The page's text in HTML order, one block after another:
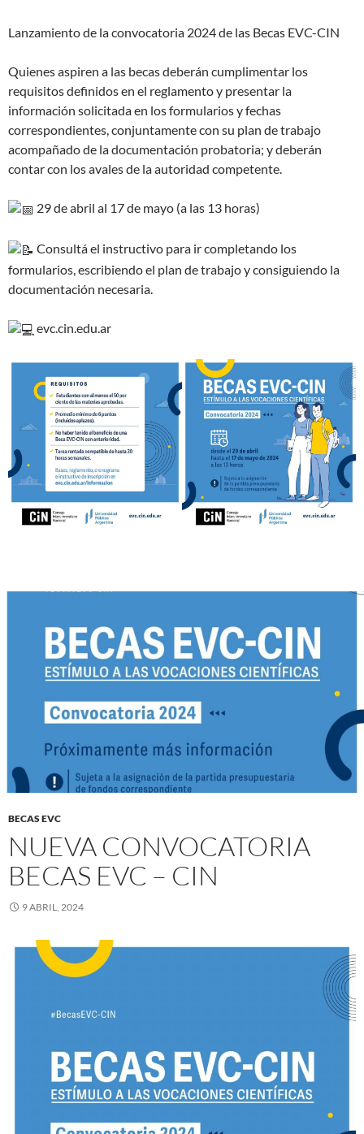
Lanzamiento de la convocatoria 2024 de las Becas EVC-CIN
Quienes aspiren a las becas deberán cumplimentar los
requisitos definidos en el reglamento y presentar la
información solicitada en los formularios y fechas
correspondientes, conjuntamente con su plan de trabajo
acompañado de la documentación probatoria; y deberán
contar con los avales de la autoridad competente.
29 de abril al 17 de mayo (a las 13 horas)
Consultá el instructivo para ir completando los
formularios, escribiendo el plan de trabajo y consiguiendo la
documentación necesaria.
evc.cin.edu.ar
BECAS EVC
NUEVA CONVOCATORIA
BECAS EVC – CIN
9 ABRIL, 2024